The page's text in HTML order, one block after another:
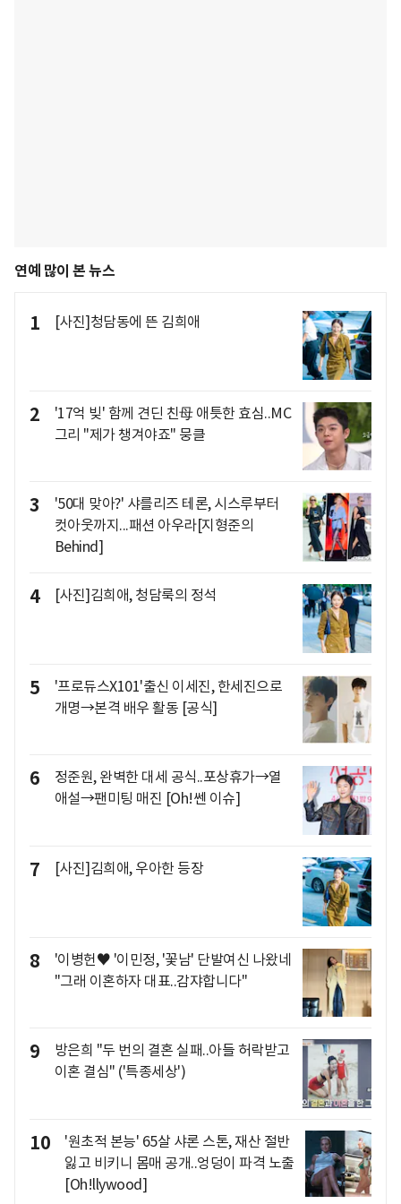
연예 많이 본 뉴스
1 [사진]청담동에 뜬 김희애
2
'17억 빚' 함께 견딘 친母 애틋한 효심..MC
그리 "제가 챙겨야죠" 뭉클
3
'50대 맞아?' 샤를리즈 테론, 시스루부터
컷아웃까지...패션 아우라[지형준의
Behind]
4 [사진]김희애, 청담룩의 정석
5
'프로듀스X101'출신 이세진, 한세진으로
개명→본격 배우 활동 [공식]
6
정준원, 완벽한 대세 공식..포상휴가→열
애설→팬미팅 매진 [Oh!쎈 이슈]
7 [사진]김희애, 우아한 등장
8
'이병헌♥ '이민정, '꽃남' 단발여신 나왔네
"그래 이혼하자 대표..감쟈합니다"
9
방은희 "두 번의 결혼 실패..아들 허락받고
이혼 결심" ('특종세상')
10
'원초적 본능' 65살 샤론 스톤, 재산 절반
잃고 비키니 몸매 공개..엉덩이 파격 노출
[Oh!llywood]